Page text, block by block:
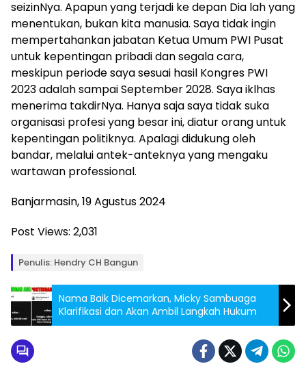
seizinNya. Apapun yang terjadi ke depan Dia lah yang
menentukan, bukan kita manusia. Saya tidak ingin
mempertahankan jabatan Ketua Umum PWI Pusat
untuk kepentingan pribadi dan segala cara,
meskipun periode saya sesuai hasil Kongres PWI
2023 adalah sampai September 2028. Saya iklhas
menerima takdirNya. Hanya saja saya tidak suka
organisasi profesi yang besar ini, diatur orang untuk
kepentingan politiknya. Apalagi didukung oleh
bandar, melalui antek-anteknya yang mengaku
wartawan professional.
Banjarmasin, 19 Agustus 2024
Post Views: 2,031
Penulis: Hendry CH Bangun
Nama Baik Dicemarkan, Micky Sambuaga
Klarifikasi dan Akan Ambil Langkah Hukum